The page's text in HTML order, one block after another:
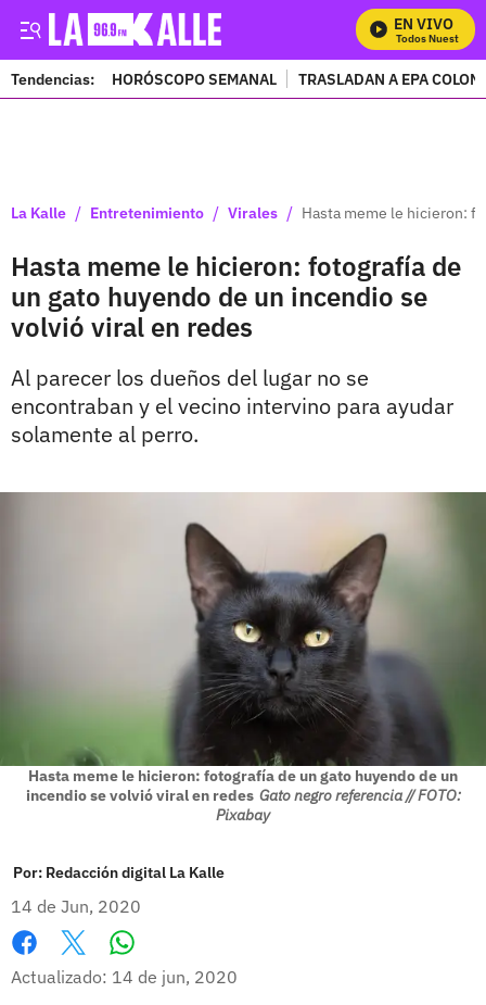
EN VIVO
Mira Todos Nuestros
Tendencias: HORÓSCOPO SEMANAL TRASLADAN A EPA
La Kalle / Entretenimiento / Virales / Hasta meme le hicieron:
Hasta meme le hicieron: fotografía de
un gato huyendo de un incendio se
volvió viral en redes
Al parecer los dueños del lugar no se
encontraban y el vecino intervino para ayudar
solamente al perro.
Hasta meme le hicieron: fotografía de un gato huyendo de un
incendio se volvió viral en redes Gato negro referencia // FOTO:
Pixabay
Por: Redacción digital La Kalle
14 de Jun, 2020
Facebook
X
Actualizado: 14 de jun, 2020